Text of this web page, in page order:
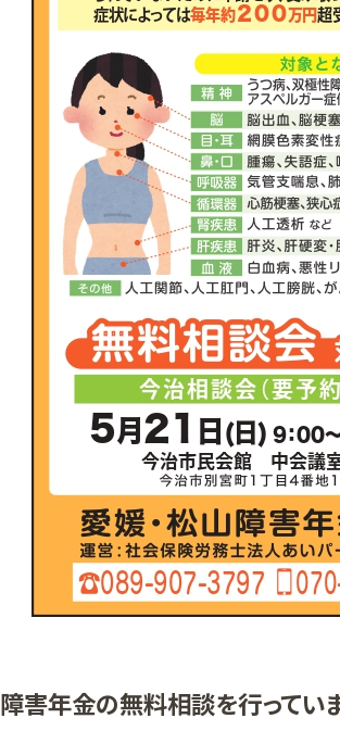
障害年金の無料相談を行ってい